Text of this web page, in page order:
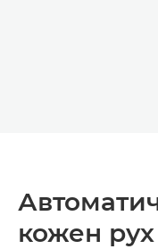
кожен рух